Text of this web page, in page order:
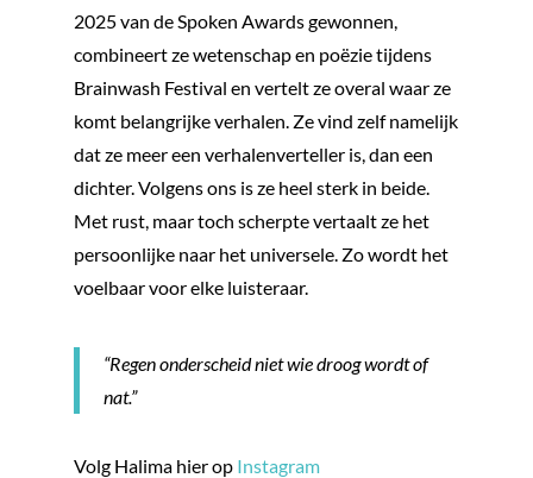
2025 van de Spoken Awards gewonnen,
combineert ze wetenschap en poëzie tijdens
Brainwash Festival en vertelt ze overal waar ze
komt belangrijke verhalen. Ze vind zelf namelijk
dat ze meer een verhalenverteller is, dan een
dichter. Volgens ons is ze heel sterk in beide.
Met rust, maar toch scherpte vertaalt ze het
persoonlijke naar het universele. Zo wordt het
voelbaar voor elke luisteraar.
“Regen onderscheid niet wie droog wordt of
nat.”
Volg Halima hier op Instagram